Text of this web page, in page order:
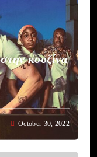
κουζίνα
October 30, 2022